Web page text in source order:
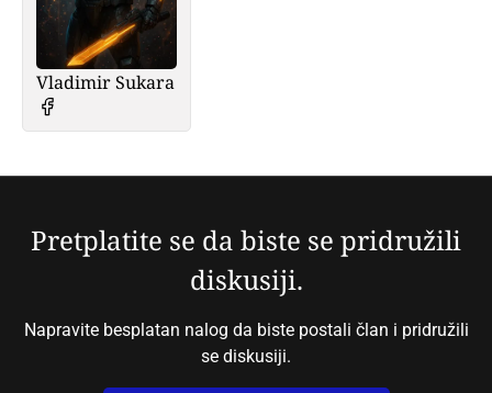
Vladimir Sukara
Pretplatite se da biste se pridružili
diskusiji.
Napravite besplatan nalog da biste postali član i pridružili
se diskusiji.